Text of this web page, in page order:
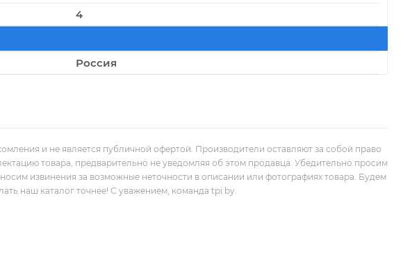
4
Россия
и не является публичной офертой. Производители оставляют за собой право
товара, предварительно не уведомляя об этом продавца. Убедительно просим
извинения за возможные неточности в описании или фотографиях товара. Будем
наш каталог точнее! С уважением, команда tpi.by.